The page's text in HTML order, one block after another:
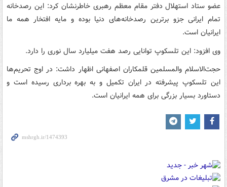
عضو ستاد استهلال دفتر مقام معظم رهبری خاطرنشان کرد: این رصدخانه
تمام ایرانی جزو برترین رصدخانه‌های دنیا بوده و مایه افتخار همه ما
ایرانیان است.
وی افزود: این تلسکوپ توانایی رصد هفت میلیارد سال نوری را دارد.
حجت‌الاسلام والمسلمین قلمکاران اصفهانی اظهار داشت: در اوج تحریم‌ها
این تلسکوپ پیشرفته در ایران تکمیل و به بهره برداری رسیده است و
دستاورد بسیار بزرگی برای همه ایرانیان است.